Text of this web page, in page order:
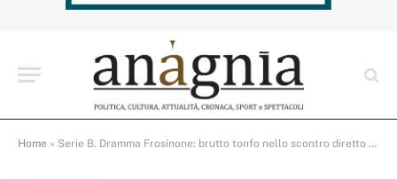
Home » Serie B. Dramma Frosinone: brutto tonfo nello scontro diretto salvezza